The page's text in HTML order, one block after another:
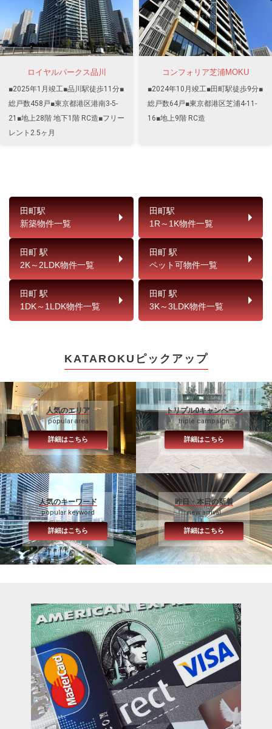
ロイヤルパークス品川
■2025年1月竣工■品川駅徒歩11分■
総戸数458戸■東京都港区港南3-5-
21■地上28階 地下1階 RC造■フリー
レント2.5ヶ月
コンフォリア芝浦MOKU
■2024年10月竣工■田町駅徒歩9分■
総戸数64戸■東京都港区芝浦4-11-
16■地上9階 RC造
田町駅
新築物件一覧
田町駅
1R～1K物件一覧
田町 駅
2K～2LDK物件一覧
田町 駅
ペット可物件一覧
田町 駅
1DK～1LDK物件一覧
田町 駅
3K～3LDK物件一覧
KATAROKUピックアップ
人気のエリア
popular area
詳細はこちら
トリプル0キャンペーン
triple campaign
詳細はこちら
人気のキーワード
popular keyword
詳細はこちら
昨日・本日の新着
new arrival
詳細はこちら